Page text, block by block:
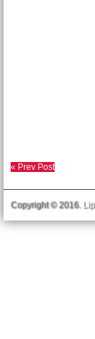
« Prev Post
Copyright © 2016.